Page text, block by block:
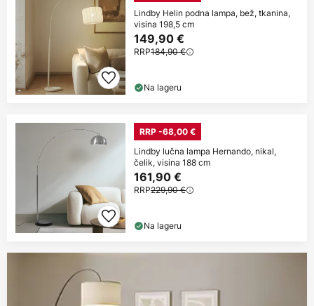
Lindby Helin podna lampa, bež, tkanina,
visina 198,5 cm
149,90 €
RRP184,90 €
Na lageru
RRP -68,00 €
Lindby lučna lampa Hernando, nikal,
čelik, visina 188 cm
161,90 €
RRP229,90 €
Na lageru